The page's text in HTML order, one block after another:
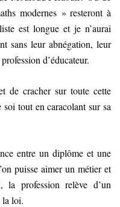
modernes » resteront à
est longue et je n’aurai
sans leur abnégation, leur
d’éducateur.
de cracher sur toute cette
tout en caracolant sur sa
entre un diplôme et une
puisse aimer un métier et
profession relève d’un
la loi.